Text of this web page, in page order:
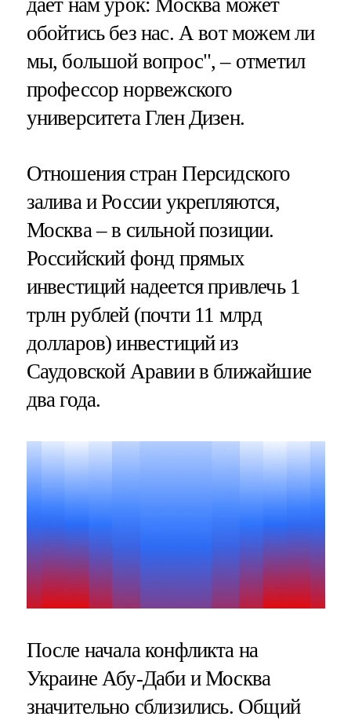
обойтись без нас. А вот можем ли
мы, большой вопрос", – отметил
профессор норвежского
университета Глен Дизен.
Отношения стран Персидского
залива и России укрепляются,
Москва – в сильной позиции.
Российский фонд прямых
инвестиций надеется привлечь 1
трлн рублей (почти 11 млрд
долларов) инвестиций из
Саудовской Аравии в ближайшие
два года.
После начала конфликта на
Украине Абу-Даби и Москва
значительно сблизились. Общий